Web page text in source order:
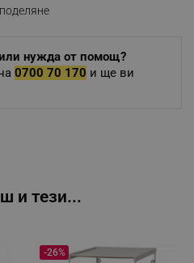
нужда от помощ?
0700 70 170 и ще ви
и тези...
-26%